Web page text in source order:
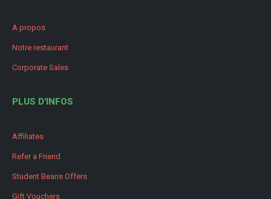
A propos
Notre restaurant
Corporate Sales
PLUS D'INFOS
Affiliates
Refer a Friend
Student Beans Offers
Gift Vouchers